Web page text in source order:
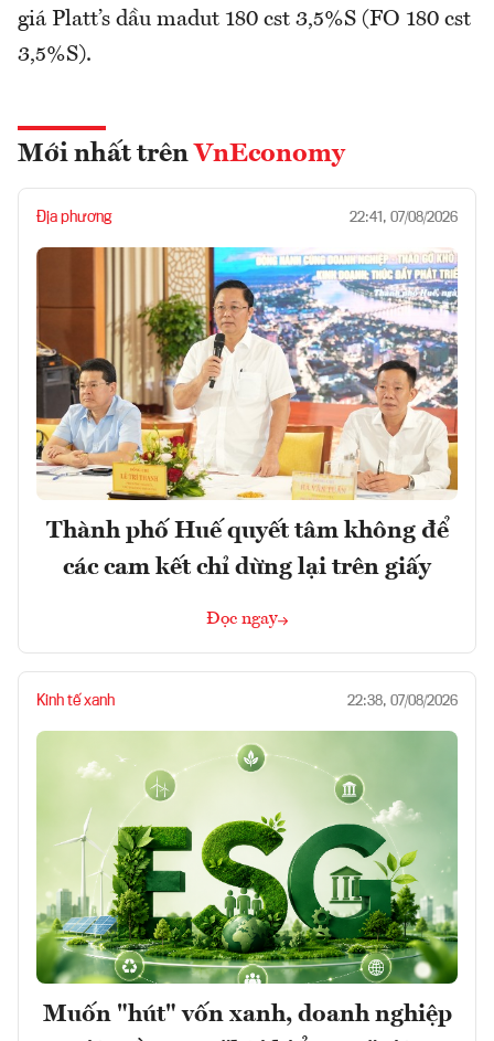
giá Platt’s dầu madut 180 cst 3,5%S (FO 180 cst
3,5%S).
Mới nhất trên VnEconomy
Địa phương 22:41, 07/08/2026
Thành phố Huế quyết tâm không để
các cam kết chỉ dừng lại trên giấy
Đọc ngay
Kinh tế xanh 22:38, 07/08/2026
Muốn "hút" vốn xanh, doanh nghiệp